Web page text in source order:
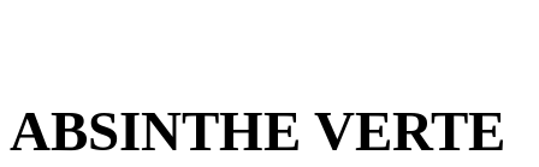
ABSINTHE VERTE